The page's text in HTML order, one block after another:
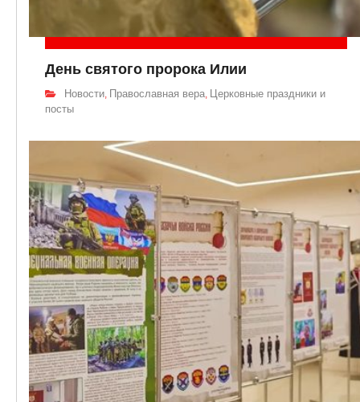
День святого пророка Илии
Новости, Православная вера, Церковные праздники и
посты